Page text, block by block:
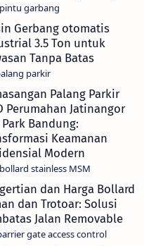
Gerbang otomatis
3.5 Ton untuk
Tanpa Batas
Palang Parkir
Perumahan Jatinangor
Park Bandung:
Keamanan
Modern
dan Harga Bollard
dan Trotoar: Solusi
Jalan Removable